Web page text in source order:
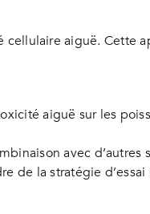
aiguë. Cette
aiguë sur les
avec d’autres
de la stratégie